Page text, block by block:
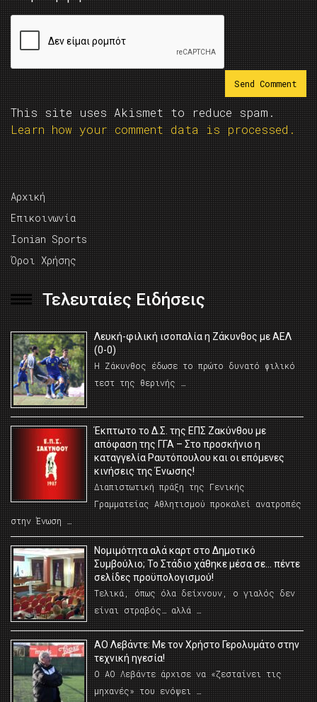
This site uses Akismet to reduce spam.
Learn how your comment data is processed.
Αρχική
Επικοινωνία
Ionian Sports
Όροι Χρήσης
Τελευταίες Ειδήσεις
Λευκή-φιλική ισοπαλία η Ζάκυνθος με ΑΕΛ
(0-0)
Η Ζάκυνθος έδωσε το πρώτο δυνατό φιλικό
τεστ της θερινής …
Έκπτωτο το Δ.Σ. της ΕΠΣ Ζακύνθου με
απόφαση της ΓΓΑ – Στο προσκήνιο η
καταγγελία Ραυτόπουλου και οι επόμενες
κινήσεις της Ένωσης!
Διαπιστωτική πράξη της Γενικής
Γραμματείας Αθλητισμού προκαλεί ανατροπές
στην Ένωση …
Νομιμότητα αλά καρτ στο Δημοτικό
Συμβούλιο; Το Στάδιο χάθηκε μέσα σε… πέντε
σελίδες προϋπολογισμού!
Τελικά, όπως όλα δείχνουν, ο γιαλός δεν
είναι στραβός… αλλά …
ΑΟ Λεβάντε: Με τον Χρήστο Γερολυμάτο στην
τεχνική ηγεσία!
Ο ΑΟ Λεβάντε άρχισε να «ζεσταίνει τις
μηχανές» του ενόψει …